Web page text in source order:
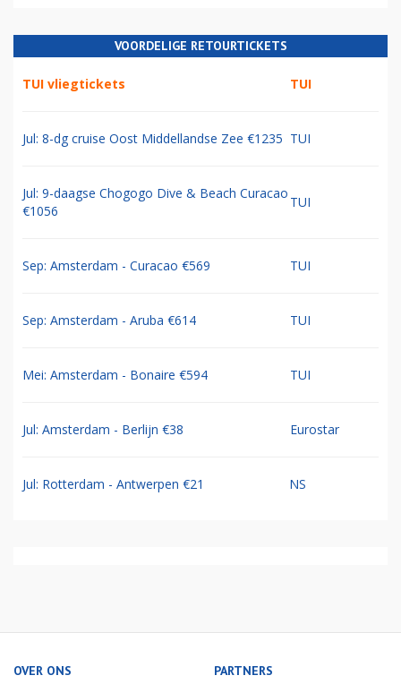
VOORDELIGE RETOURTICKETS
TUI vliegtickets TUI
Jul: 8-dg cruise Oost Middellandse Zee €1235 TUI
Jul: 9-daagse Chogogo Dive & Beach Curacao
€1056
TUI
Sep: Amsterdam - Curacao €569 TUI
Sep: Amsterdam - Aruba €614 TUI
Mei: Amsterdam - Bonaire €594 TUI
Jul: Amsterdam - Berlijn €38 Eurostar
Jul: Rotterdam - Antwerpen €21 NS
OVER ONS PARTNERS